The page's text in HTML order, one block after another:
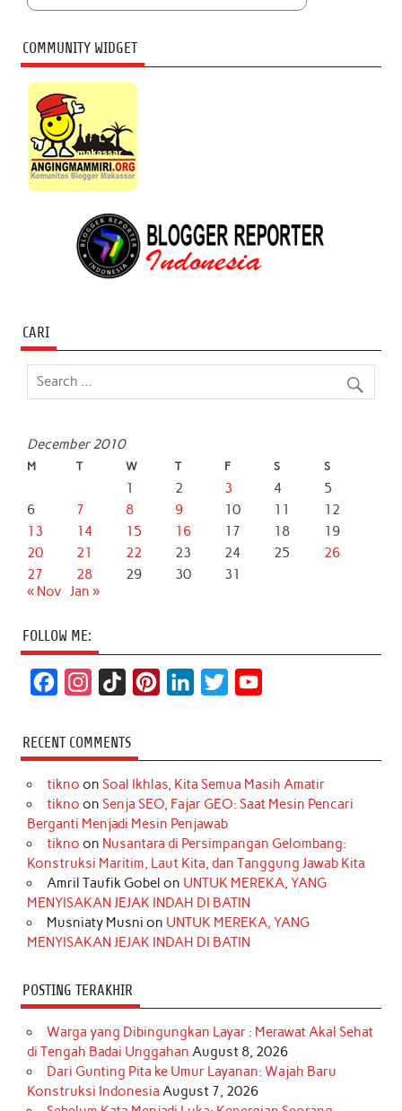
COMMUNITY WIDGET
CARI
December 2010
M T W T F S S
1 2 3 4
5
6
7 8 9 10 11
12
13
14 15 16 17 18
19
20
21 22 23 24 25
26
27
28 29 30
31
« Nov Jan »
FOLLOW ME:
c
e
b
o
k
s
t
a
r
a
m
k
T
o
k
t
e
r
e
s
t
k
e
d
I
n
t
t
r
T
u
e
RECENT COMMENTS
tikno on Soal Ikhlas, Kita Semua Masih Amatir
tikno on Senja SEO, Fajar GEO: Saat Mesin Pencari
Berganti Menjadi Mesin Penjawab
tikno on Nusantara di Persimpangan Gelombang:
Konstruksi Maritim, Laut Kita, dan Tanggung Jawab Kita
Amril Taufik Gobel on UNTUK MEREKA, YANG
MENYISAKAN JEJAK INDAH DI BATIN
Musniaty Musni on UNTUK MEREKA, YANG
MENYISAKAN JEJAK INDAH DI BATIN
POSTING TERAKHIR
Warga yang Dibingungkan Layar : Merawat Akal Sehat
di Tengah Badai Unggahan August 8, 2026
Dari Gunting Pita ke Umur Layanan: Wajah Baru
Konstruksi Indonesia August 7, 2026